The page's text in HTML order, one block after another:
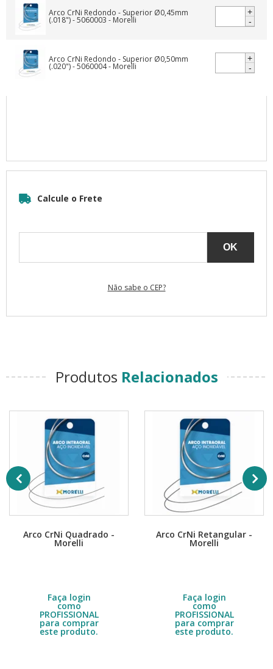
+
-
+
-
Não sabe o CEP?
Produtos Relacionados
Arco CrNi Quadrado -
Morelli
Faça login
como
PROFISSIONAL
para comprar
este produto.
R$ 10,40
Arco CrNi Retangular -
Morelli
Faça login
como
PROFISSIONAL
para comprar
este produto.
R$ 10,40